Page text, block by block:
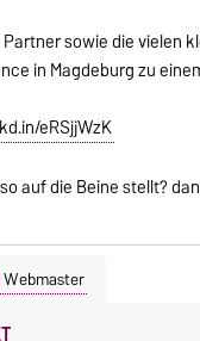
sowie die vielen
in Magdeburg zu
eRSjjWzK
auf die Beine stellt?
Webmaster